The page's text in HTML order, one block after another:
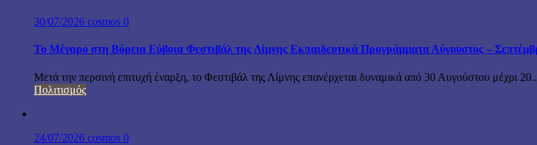
30/07/2026 cosmos 0
Το Μέγαρο στη Βόρεια Εύβοια Φεστιβάλ της Λίμνης Εκπαιδευτικά Προγράμματα Αύγουστος –
Μετά την περσινή επιτυχή έναρξη, το Φεστιβάλ της Λίμνης επανέρχεται δυναμικά από 30 Αυγούστου μέχρι
Πολιτισμός
24/07/2026 cosmos 0